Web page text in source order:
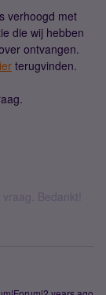
verhoogd met
die wij hebben
ontvangen.
terugvinden.
Bedankt!